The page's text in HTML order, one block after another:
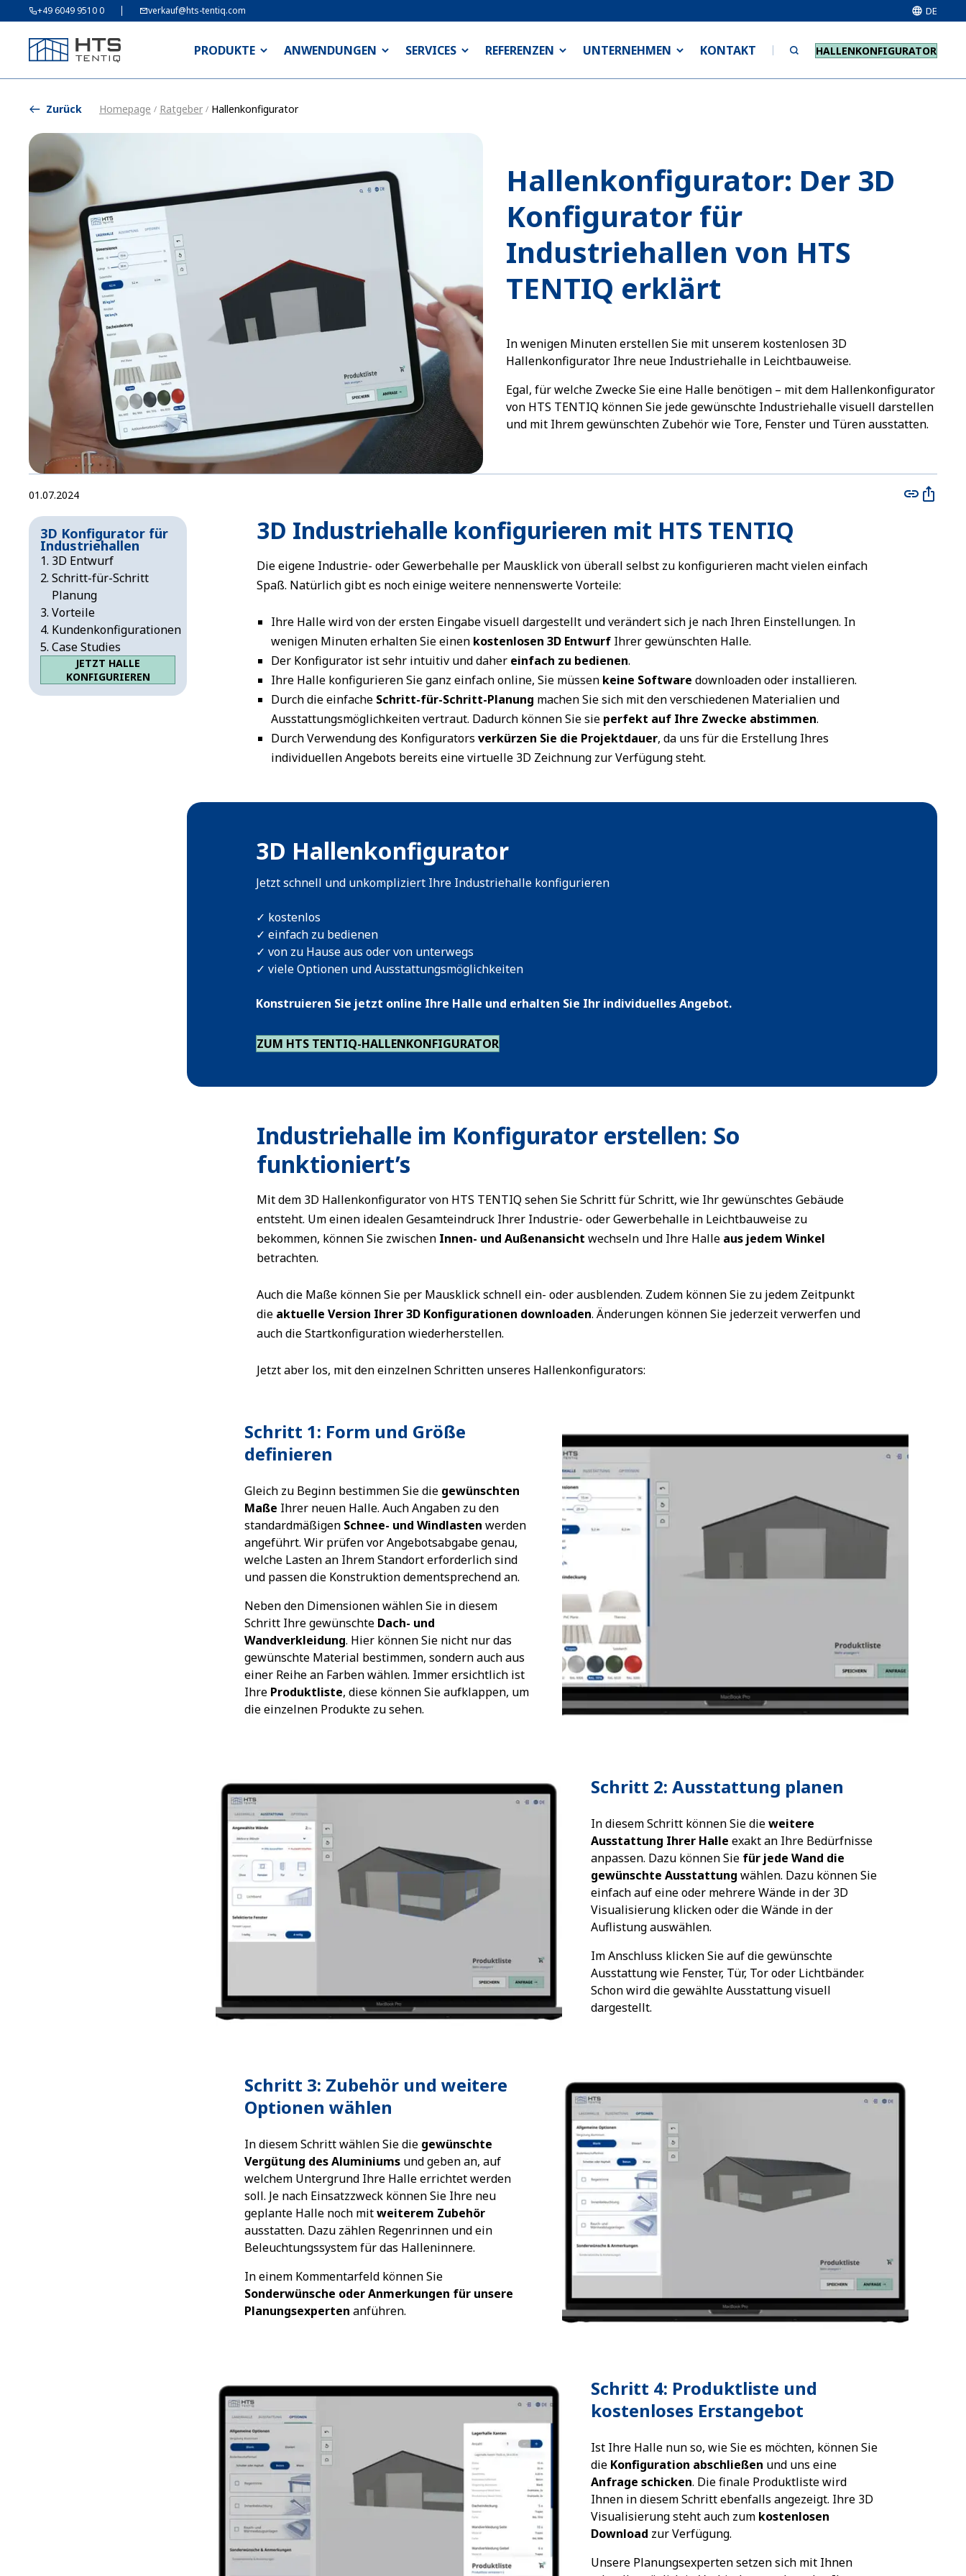
+49 6049 9510 0 verkauf@hts-tentiq.com DE
PRODUKTE ANWENDUNGEN SERVICES REFERENZEN UNTERNEHMEN KONTAKT HALLENKONFIGURATOR
Zurück Homepage / Ratgeber / Hallenkonfigurator
Hallenkonfigurator: Der 3D
Konfigurator für
Industriehallen von HTS
TENTIQ erklärt
In wenigen Minuten erstellen Sie mit unserem kostenlosen 3D
Hallenkonfigurator Ihre neue Industriehalle in Leichtbauweise.
Egal, für welche Zwecke Sie eine Halle benötigen – mit dem Hallenkonfigurator
von HTS TENTIQ können Sie jede gewünschte Industriehalle visuell darstellen
und mit Ihrem gewünschten Zubehör wie Tore, Fenster und Türen ausstatten.
01.07.2024
3D Konfigurator für
Industriehallen
3D Entwurf
Schritt-für-Schritt
Planung
Vorteile
Kundenkonfigurationen
Case Studies
JETZT HALLE
KONFIGURIEREN
3D Industriehalle konfigurieren mit HTS TENTIQ
Die eigene Industrie- oder Gewerbehalle per Mausklick von überall selbst zu konfigurieren macht vielen einfach
Spaß. Natürlich gibt es noch einige weitere nennenswerte Vorteile:
Ihre Halle wird von der ersten Eingabe visuell dargestellt und verändert sich je nach Ihren Einstellungen. In
wenigen Minuten erhalten Sie einen kostenlosen 3D Entwurf Ihrer gewünschten Halle.
Der Konfigurator ist sehr intuitiv und daher einfach zu bedienen.
Ihre Halle konfigurieren Sie ganz einfach online, Sie müssen keine Software downloaden oder installieren.
Durch die einfache Schritt-für-Schritt-Planung machen Sie sich mit den verschiedenen Materialien und
Ausstattungsmöglichkeiten vertraut. Dadurch können Sie sie perfekt auf Ihre Zwecke abstimmen.
Durch Verwendung des Konfigurators verkürzen Sie die Projektdauer, da uns für die Erstellung Ihres
individuellen Angebots bereits eine virtuelle 3D Zeichnung zur Verfügung steht.
3D Hallenkonfigurator
Jetzt schnell und unkompliziert Ihre Industriehalle konfigurieren
✓ kostenlos
✓ einfach zu bedienen
✓ von zu Hause aus oder von unterwegs
✓ viele Optionen und Ausstattungsmöglichkeiten
Konstruieren Sie jetzt online Ihre Halle und erhalten Sie Ihr individuelles Angebot.
ZUM HTS TENTIQ-HALLENKONFIGURATOR
Industriehalle im Konfigurator erstellen: So
funktioniert’s
Mit dem 3D Hallenkonfigurator von HTS TENTIQ sehen Sie Schritt für Schritt, wie Ihr gewünschtes Gebäude
entsteht. Um einen idealen Gesamteindruck Ihrer Industrie- oder Gewerbehalle in Leichtbauweise zu
bekommen, können Sie zwischen Innen- und Außenansicht wechseln und Ihre Halle aus jedem Winkel
betrachten.
Auch die Maße können Sie per Mausklick schnell ein- oder ausblenden. Zudem können Sie zu jedem Zeitpunkt
die aktuelle Version Ihrer 3D Konfigurationen downloaden. Änderungen können Sie jederzeit verwerfen und
auch die Startkonfiguration wiederherstellen.
Jetzt aber los, mit den einzelnen Schritten unseres Hallenkonfigurators:
Schritt 1: Form und Größe
definieren
Gleich zu Beginn bestimmen Sie die gewünschten
Maße Ihrer neuen Halle. Auch Angaben zu den
standardmäßigen Schnee- und Windlasten werden
angeführt. Wir prüfen vor Angebotsabgabe genau,
welche Lasten an Ihrem Standort erforderlich sind
und passen die Konstruktion dementsprechend an.
Neben den Dimensionen wählen Sie in diesem
Schritt Ihre gewünschte Dach- und
Wandverkleidung. Hier können Sie nicht nur das
gewünschte Material bestimmen, sondern auch aus
einer Reihe an Farben wählen. Immer ersichtlich ist
Ihre Produktliste, diese können Sie aufklappen, um
die einzelnen Produkte zu sehen.
Schritt 2: Ausstattung planen
In diesem Schritt können Sie dieweitere
Ausstattung Ihrer Halle exakt an Ihre Bedürfnisse
anpassen. Dazu können Sie für jede Wand die
gewünschte Ausstattung wählen. Dazu können Sie
einfach auf eine oder mehrere Wände in der 3D
Visualisierung klicken oder die Wände in der
Auflistung auswählen.
Im Anschluss klicken Sie auf die gewünschte
Ausstattung wie Fenster, Tür, Tor oder Lichtbänder.
Schon wird die gewählte Ausstattung visuell
dargestellt.
Schritt 3: Zubehör und weitere
Optionen wählen
In diesem Schritt wählen Sie die gewünschte
Vergütung des Aluminiums und geben an, auf
welchem Untergrund Ihre Halle errichtet werden
soll. Je nach Einsatzzweck können Sie Ihre neu
geplante Halle noch mitweiterem Zubehör
ausstatten. Dazu zählen Regenrinnen und ein
Beleuchtungssystem für das Halleninnere.
In einem Kommentarfeld können Sie
Sonderwünsche oder Anmerkungen für unsere
Planungsexperten anführen.
Schritt 4: Produktliste und
kostenloses Erstangebot
Ist Ihre Halle nun so, wie Sie es möchten, können Sie
die Konfiguration abschließen und uns eine
Anfrage schicken. Die finale Produktliste wird
Ihnen in diesem Schritt ebenfalls angezeigt. Ihre 3D
Visualisierung steht auch zum kostenlosen
Download zur Verfügung.
Unsere Planungsexperten setzen sich mit Ihnen